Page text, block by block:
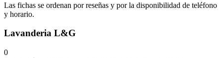
Las fichas se ordenan por reseñas y por la disponibilidad de teléfono
y horario.
Lavanderia L&G
0